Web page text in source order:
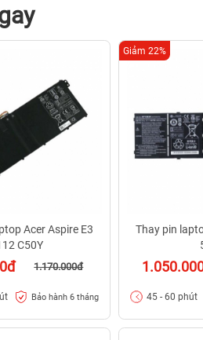
Acer Aspire E3
C50Y
1.170.000đ
Bảo hành 6 tháng
Thay pin
Giảm 22%
45 - 60 phút